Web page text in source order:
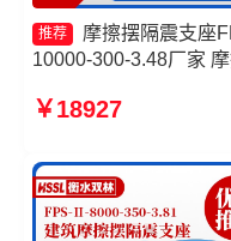
推荐
摩擦摆隔震支座
10000-300-3.48厂家
隔振支座生产厂家 摩擦
家
￥18927